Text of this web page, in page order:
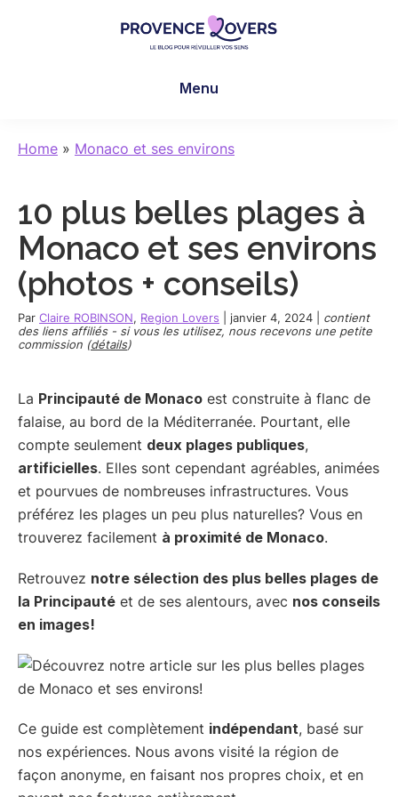
sens
-
blog
de
et
Manu
Menu
Home » Monaco et ses environs
10 plus belles plages à
Monaco et ses environs
(photos + conseils)
Par Claire ROBINSON, Region Lovers janvier 4, 2024
contient
des liens affiliés - si vous les utilisez, nous recevons une petite
commission (détails)
La Principauté de Monaco est construite à flanc de
falaise, au bord de la Méditerranée. Pourtant, elle
compte seulement deux plages publiques,
artificielles. Elles sont cependant agréables, animées
et pourvues de nombreuses infrastructures. Vous
préférez les plages un peu plus naturelles? Vous en
trouverez facilement à proximité de Monaco.
Retrouvez notre sélection des plus belles plages de
la Principauté et de ses alentours, avec nos conseils
en images!
Ce guide est complètement indépendant, basé sur
nos expériences. Nous avons visité la région de
façon anonyme, en faisant nos propres choix, et en